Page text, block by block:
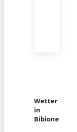
Wetter
in
Bibione